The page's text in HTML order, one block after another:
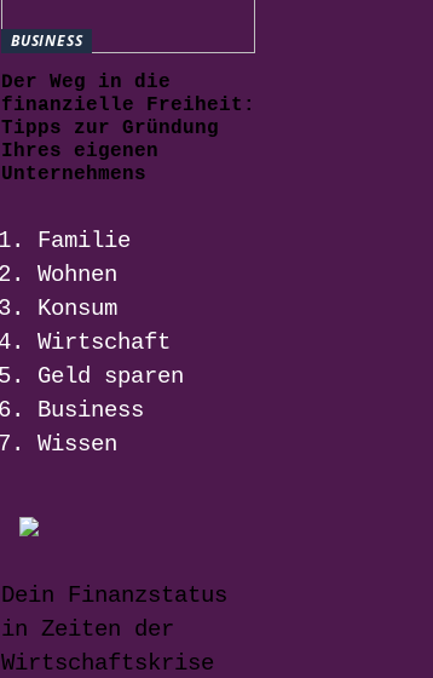
BUSINESS
Der Weg in die
finanzielle Freiheit:
Tipps zur Gründung
Ihres eigenen
Unternehmens
Familie
Wohnen
Konsum
Wirtschaft
Geld sparen
Business
Wissen
Dein Finanzstatus
in Zeiten der
Wirtschaftskrise